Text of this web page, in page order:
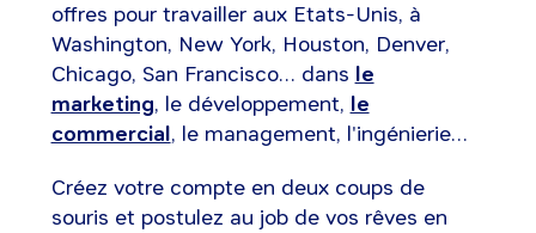
offres pour travailler aux Etats-Unis, à
Washington, New York, Houston, Denver,
Chicago, San Francisco… dans le
marketing, le développement, le
commercial, le management, l'ingénierie…
Créez votre compte en deux coups de
souris et postulez au job de vos rêves en